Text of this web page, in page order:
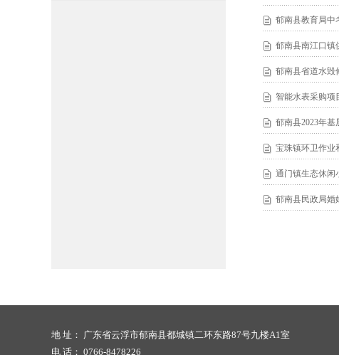
郁南县教育局中
郁南县南江口镇
郁南县省道水毁
智能水表采购项
郁南县2023年
宝珠镇环卫作业
通门镇生态休闲
郁南县民政局婚
地 址： 广东省云浮市郁南县都城镇二环东路87号九楼A1室
电 话： 0766-8478226